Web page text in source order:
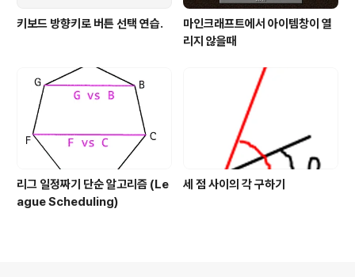
키보드 방향키로 버튼 선택 연습.
마인크래프트에서 아이템창이 열
리지 않을때
리그 일정짜기 단순 알고리즘 (Le
ague Scheduling)
세 점 사이의 각 구하기